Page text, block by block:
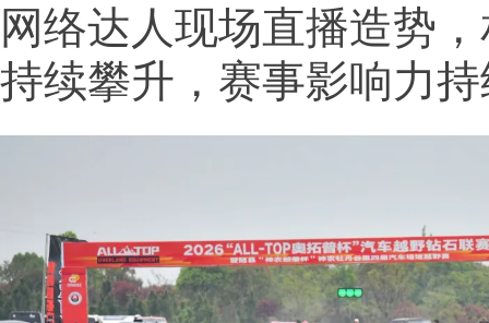
网络达人现场直播造势
持续攀升，赛事影响力